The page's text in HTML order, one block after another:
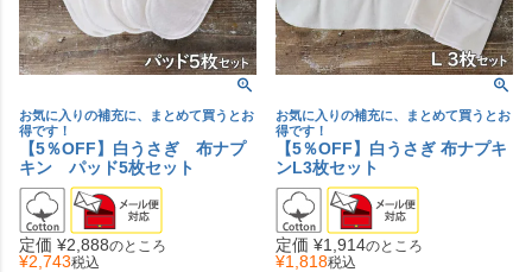
お気に入りの補充に、まとめて買うとお
得です！
【5％OFF】白うさぎ 布ナプ
キン パッド5枚セット
定価 ¥2,888のところ
¥2,743税込
お気に入りの補充に、まとめて買うとお
得です！
【5％OFF】白うさぎ 布ナプキ
ンL3枚セット
定価 ¥1,914のところ
¥1,818税込